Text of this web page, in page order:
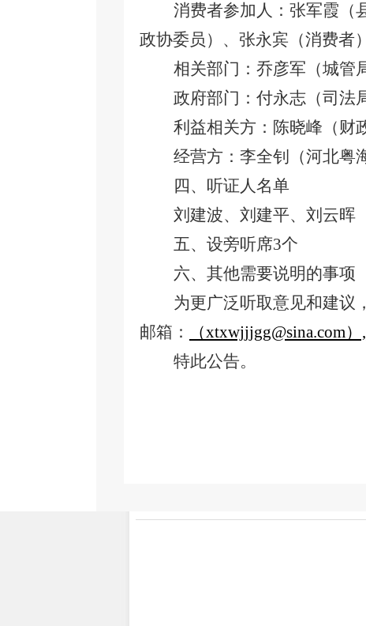
消费者参加人：张军霞（
政协委员）、张永宾（消费者）
相关部门：乔彦军（城管
政府部门：付永志（司法
利益相关方：陈晓峰（财
经营方：李全钊（河北粤
四、 听证人名单
刘建波、刘建平、刘云晖
五、 设旁听席3个
六、 其他需要说明的事项
为更广泛听取意见和建议
邮箱：
（xtxwjjjgg@sina.com
特此公告。